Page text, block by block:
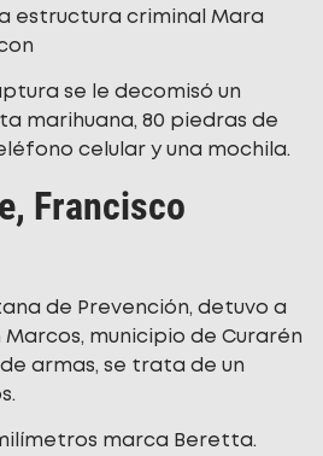
estructura criminal Mara
se le decomisó un
marihuana, 80 piedras de
celular y una mochila.
Francisco
de Prevención, detuvo a
Marcos, municipio de Curarén
armas, se trata de un
marca Beretta.